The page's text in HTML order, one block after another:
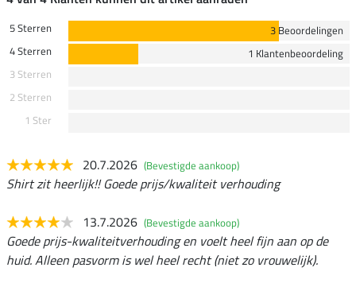
5 Sterren
3 Beoordelingen
4 Sterren
1 Klantenbeoordeling
3 Sterren
2 Sterren
1 Ster
20.7.2026 (Bevestigde aankoop)
Shirt zit heerlijk!! Goede prijs/kwaliteit verhouding
13.7.2026 (Bevestigde aankoop)
Goede prijs-kwaliteitverhouding en voelt heel fijn aan op de
huid. Alleen pasvorm is wel heel recht (niet zo vrouwelijk).